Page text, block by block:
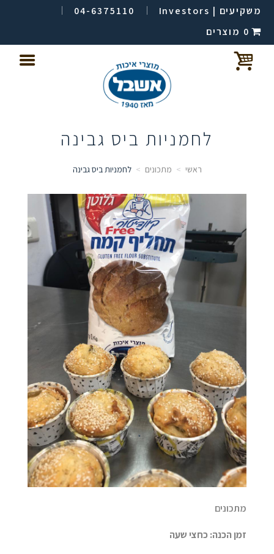
משקיעים | Investors
04-6375110
0 מוצרים
לחמניות ביס גבינה
ראשי מתכונים לחמניות ביס גבינה
מתכונים
זמן הכנה: כחצי שעה